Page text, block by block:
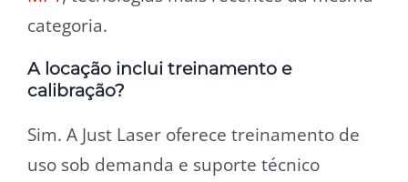
categoria.
A locação inclui treinamento e
calibração?
Sim. A Just Laser oferece treinamento de
uso sob demanda e suporte técnico